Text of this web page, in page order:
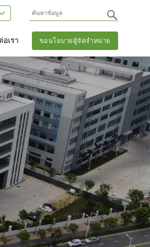
ขอนโยบายผู้จัดจำหน่าย
เรา